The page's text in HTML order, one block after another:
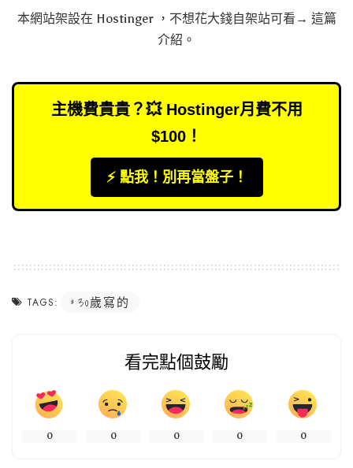
本網站架設在 Hostinger，不想花大錢自架站可看→ 這篇
介紹 。
主機費貴貴？💥 Hostinger月費不用
$100！
⚡️ 點我！別再當盤子！
TAGS: 30歲寫的
看完點個鼓勵
0 0 0 0 0